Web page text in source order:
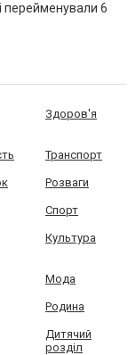
перейменували 6
Здоров'я
Транспорт
Розваги
Спорт
Культура
Мода
Родина
Дитячий
розділ